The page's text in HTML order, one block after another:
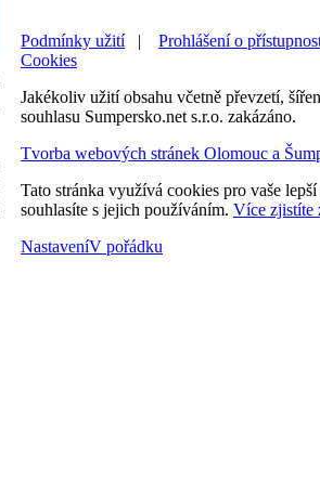
Podmínky užití Prohlášení o
Cookies
Jakékoliv užití obsahu včetně převzetí,
souhlasu Sumpersko.net s.r.o. zakázáno.
Tvorba webových stránek Olomouc a
Tato stránka využívá cookies pro vaše
souhlasíte s jejich používáním. Více zjistíte
NastaveníV pořádku